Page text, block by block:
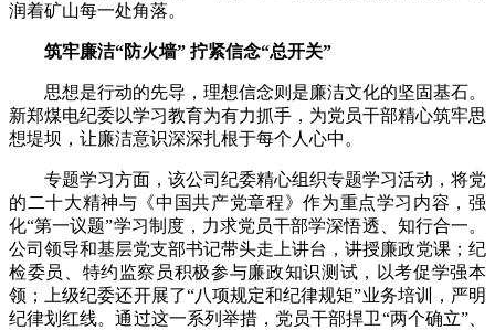
润着矿山每一处角落。
筑牢廉洁“防火墙” 拧紧信念“总开关”
思想是行动的先导，理想信念则是廉洁文化的坚固基石。
新郑煤电纪委以学习教育为有力抓手，为党员干部精心筑牢思
想堤坝，让廉洁意识深深扎根于每个人心中。
专题学习方面，该公司纪委精心组织专题学习活动，将党
的二十大精神与《中国共产党章程》作为重点学习内容，强
化“第一议题”学习制度，力求党员干部学深悟透、知行合一。
公司领导和基层党支部书记带头走上讲台，讲授廉政党课；纪
检委员、特约监察员积极参与廉政知识测试，以考促学强本
领；上级纪委还开展了“八项规定和纪律规矩”业务培训，严明
纪律划红线。通过这一系列举措，党员干部捍卫“两个确立”、